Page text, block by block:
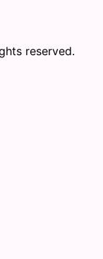
reserved.